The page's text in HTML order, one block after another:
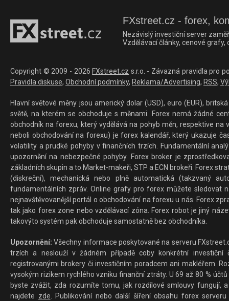
FXstreet.cz - forex,
Nezávislý investiční server
Vzdělávací články, cenové
Copyright © 2009 - 2026 FXstreet.cz s.r.o. - Závazná pravidla pro
Pravidla diskuse, Obchodní podmínky, Reklama/Advertising, RSS,
Hlavní světové měny jsou americký dolar (USD), euro (EUR),
světě, na kterém se obchoduje s měnami. Forex nemá žádné
obchodník na forexu, který vydělává na pohyb měn, respektive
neboli obchodování na forexu) je forex kalendář, který ukazuje
volatility a prudké pohyby v finančních trzích. Fundamentální
upozornění na nebezpečné pohyby. Forex broker je
základních skupin a to Market-makeři, STP a ECN brokeři. Forex
(diskreční), mechanická nebo plně automatická (takzvaný
fundamentálních zpráv. Online grafy pro forex můžete sledovat
nejnavštěvovanější portál o obchodování na forexu u nás. Forex
tak jako forex zone nebo vzdělávací zóna. Forex robot je jiný
takovýto systém pak obchoduje samostatně bez obchodníka.
Upozornění: Všechny informace poskytované na serveru
trzích a neslouží v žádném případě coby konkrétní investiční
registrovanými brokery či investičním poradcem ani makléřem.
vysokým rizikem rychlého vzniku finanční ztráty. U 69 až 80 %
byste zvážit, zda rozumíte tomu, jak rozdílové smlouvy fungují,
najdete zde. Publikování nebo další šíření obsahu forex